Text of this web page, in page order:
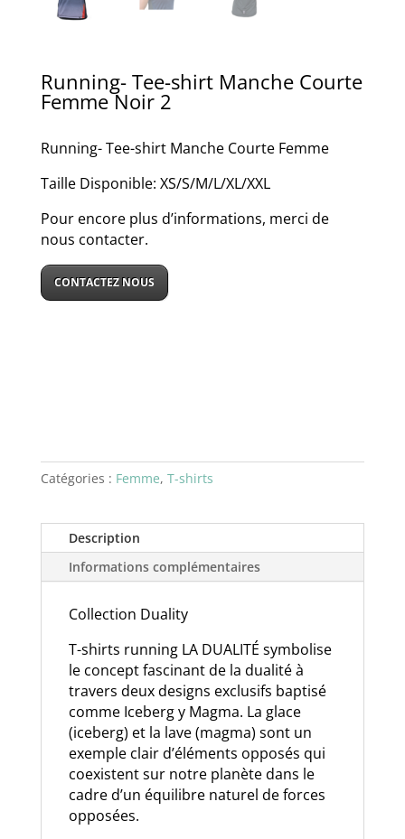
Running- Tee-shirt Manche Courte
Femme Noir 2
Running- Tee-shirt Manche Courte Femme
Taille Disponible: XS/S/M/L/XL/XXL
Pour encore plus d’informations, merci de
nous contacter.
CONTACTEZ NOUS
Catégories : Femme, T-shirts
Description
Informations complémentaires
Collection Duality
T-shirts running LA DUALITÉ symbolise
le concept fascinant de la dualité à
travers deux designs exclusifs baptisé
comme Iceberg y Magma. La glace
(iceberg) et la lave (magma) sont un
exemple clair d’éléments opposés qui
coexistent sur notre planète dans le
cadre d’un équilibre naturel de forces
opposées.